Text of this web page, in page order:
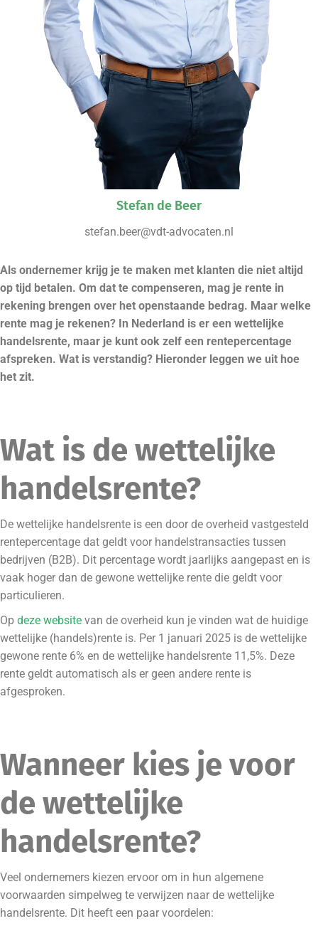
Stefan de Beer
stefan.beer@vdt-advocaten.nl
Als ondernemer krijg je te maken met klanten die niet altijd
op tijd betalen. Om dat te compenseren, mag je rente in
rekening brengen over het openstaande bedrag. Maar welke
rente mag je rekenen? In Nederland is er een wettelijke
handelsrente, maar je kunt ook zelf een rentepercentage
afspreken. Wat is verstandig? Hieronder leggen we uit hoe
het zit.
Wat is de wettelijke
handelsrente?
De wettelijke handelsrente is een door de overheid vastgesteld
rentepercentage dat geldt voor handelstransacties tussen
bedrijven (B2B). Dit percentage wordt jaarlijks aangepast en is
vaak hoger dan de gewone wettelijke rente die geldt voor
particulieren.
Op deze website van de overheid kun je vinden wat de huidige
wettelijke (handels)rente is. Per 1 januari 2025 is de wettelijke
gewone rente 6% en de wettelijke handelsrente 11,5%. Deze
rente geldt automatisch als er geen andere rente is
afgesproken.
Wanneer kies je voor
de wettelijke
handelsrente?
Veel ondernemers kiezen ervoor om in hun algemene
voorwaarden simpelweg te verwijzen naar de wettelijke
handelsrente. Dit heeft een paar voordelen: